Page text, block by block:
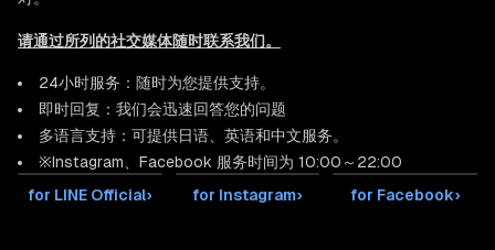
请通过所列的社交媒体随时联系我们。
24小时服务：随时为您提供支持。
即时回复：我们会迅速回答您的问题
多语言支持：可提供日语、英语和中文服务。
※Instagram、Facebook 服务时间为 10:00～22:00
for LINE Official› for Instagram› for Facebook›